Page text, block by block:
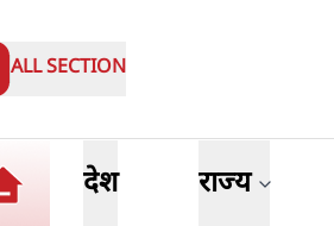
ALL SECTION
देश राज्य